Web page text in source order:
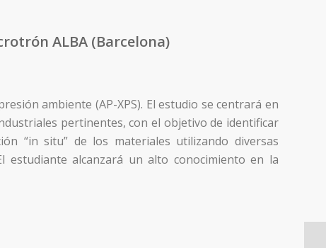
ALBA (Barcelona)
ambiente (AP-XPS). El estudio se centrará en
pertinentes, con el objetivo de identificar
“in situ” de los materiales utilizando diversas
estudiante alcanzará un alto conocimiento en la